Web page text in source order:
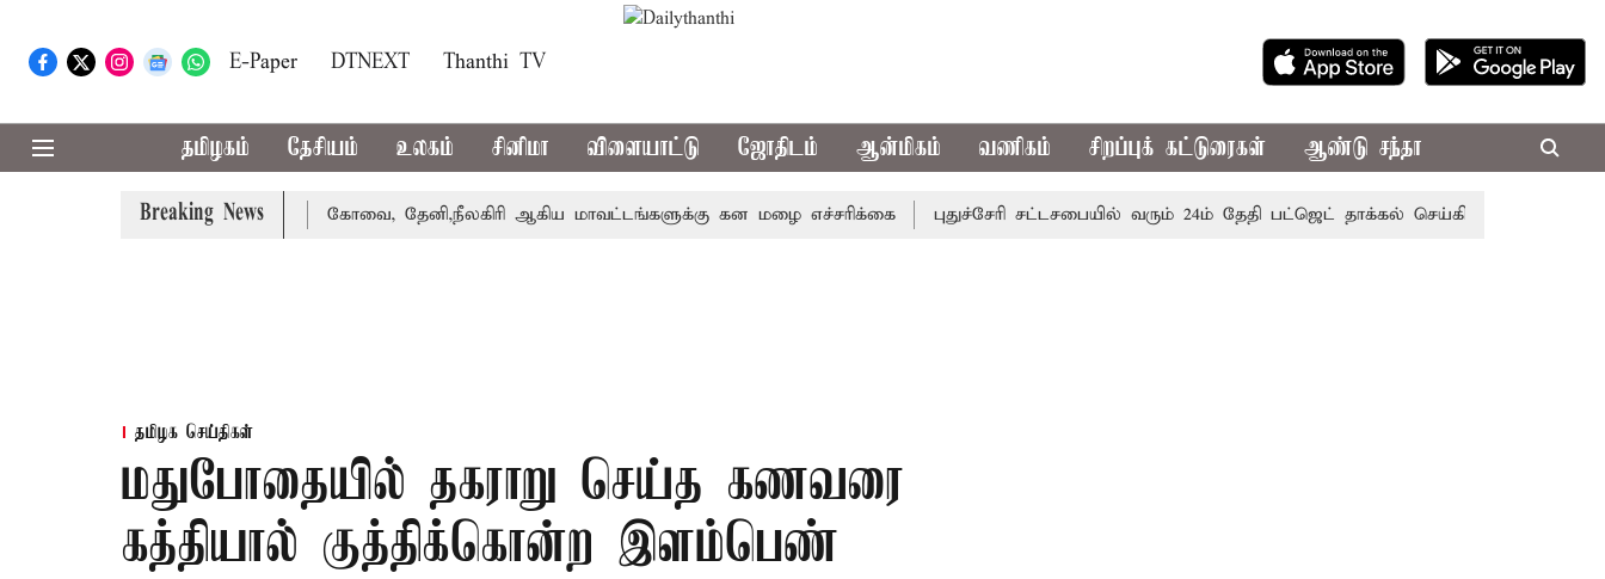
E-Paper DTNEXT Thanthi TV
தமிழகம் தேசியம் உலகம் சினிமா விளையாட்டு ஜோதிடம் ஆன்மிகம் வணிகம் சிறப்புக் கட்டுரைகள் ஆண்டு சந்தா
Breaking News
வாபஸ் பெற்றார் சங்கீதா கோவை, தேனி,நீலகிரி ஆகிய மாவட்டங்களுக்கு கன மழை எச்சரிக்கை புதுச்சேரி சட்டசபையில் வரும் 24ம் தேதி பட்ஜெட் தாக்கல் செய்கிறார் முதல்-அமைச்சர்
தமிழக செய்திகள்
மதுபோதையில் தகராறு செய்த கணவரை
கத்தியால் குத்திக்கொன்ற இளம்பெண்